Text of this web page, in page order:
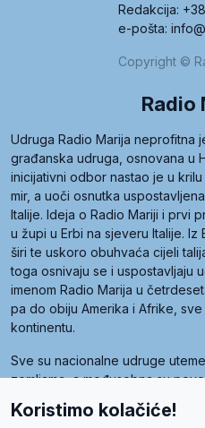
Redakcija:
e-pošta:
Copyright ©
Radio
Udruga Radio Marija neprofitna
građanska udruga, osnovana u
inicijativni odbor nastao je u
mir, a uoči osnutka
Italije. Ideja o Radio Mariji i prvi
u župi u Erbi na sjeveru Italije.
širi te uskoro obuhvaća cijeli
toga osnivaju se i uspostavljaju
imenom Radio Marija u
pa do obiju Amerika i Afrike,
kontinentu.
Sve su nacionalne udruge
zemljama, a međusobna su
Radio Maria). Svjetsku obitelj
Koristimo kolačiće!